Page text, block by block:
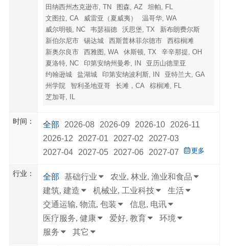
田纳西州杰克逊市, TN
图森, AZ
坦帕, FL
文图拉, CA
威雷亚（夏威夷）
温哥华, WA
威尔明顿, NC
韦瑟福德 沃思堡, TX
新布朗费尔斯
新伯尔尼市
锡达城 西斯普林菲尔德市
西棕榈滩
新奥尔良市
西雅图, WA 休斯顿, TX
辛辛那提, OH
夏洛特, NC
印第安纳州曼希, IN
亚历山德里亚
约翰逊城
盐湖城 印第安纳波利斯, IN
亚特兰大, GA
州学院
智利圣地亚哥 长滩，CA
棕榈滩, FL
芝加哥, IL
时间： 全部 2026-08 2026-09 2026-10
2026-11
2026-12
2027-01 2027-02
2027-03
2027-04
2027-05 2027-06 2027-07 更多
行业： 全部 基础行业
农业, 林业, 渔业和食品
建筑, 建造
机械业, 工业科技
生活
交通运输, 物流, 包装
信息, 电讯
医疗服务, 健康
爱好, 教育
环境
服务
其它